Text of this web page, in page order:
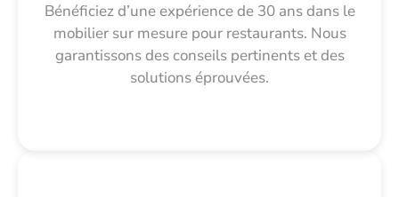
Bénéficiez d’une expérience de 30 ans dans le
mobilier sur mesure pour restaurants. Nous
garantissons des conseils pertinents et des
solutions éprouvées.